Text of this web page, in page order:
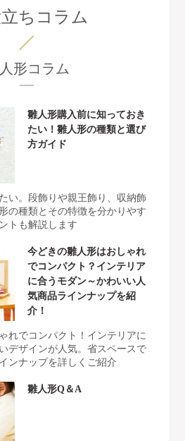
ちコラム
形コラム
雛人形購入前に知っておき
たい！雛人形の種類と選び
方ガイド
い。段飾りや親王飾り、収納飾
の種類とその特徴を分かりやす
トも解説します
今どきの雛人形はおしゃれ
でコンパクト？インテリア
に合うモダン～かわいい人
気商品ラインナップを紹
介！
れでコンパクト！インテリアに
デザインが人気。省スペースで
ンナップを詳しくご紹介
雛人形Q＆A